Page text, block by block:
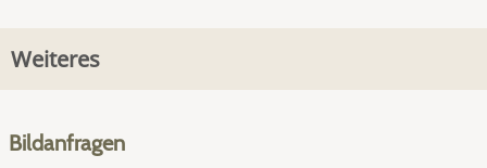
Weiteres
Bildanfragen